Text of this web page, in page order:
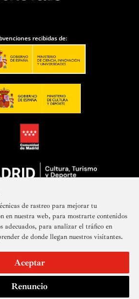
de rastreo para mejorar tu
en nuestra web, para mostrarte contenidos
adecuados, para analizar el tráfico en
de donde llegan nuestros visitantes.
Aceptar
Renuncio
recibidas de:
a nuestra newsletter
Derechos de imagen